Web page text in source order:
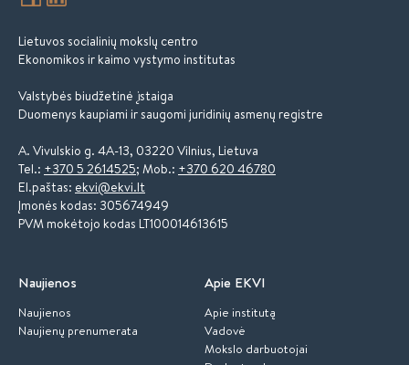
Lietuvos socialinių mokslų centro
Ekonomikos ir kaimo vystymo institutas
Valstybės biudžetinė įstaiga
Duomenys kaupiami ir saugomi juridinių asmenų registre
A. Vivulskio g. 4A-13, 03220 Vilnius, Lietuva
Tel.: +370 5 2614525; Mob.: +370 620 46780
El.paštas: ekvi@ekvi.lt
Įmonės kodas: 305674949
PVM mokėtojo kodas LT100014613615
Naujienos
Naujienos
Naujienų prenumerata
Apie EKVI
Apie institutą
Vadovė
Mokslo darbuotojai